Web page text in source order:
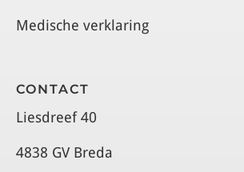
Medische verklaring
CONTACT
Liesdreef 40
4838 GV Breda